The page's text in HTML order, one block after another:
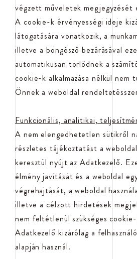
végzett műveletek megjegyzését
A cookie-k érvényességi ideje
látogatására vonatkozik, a
illetve a böngésző bezárásával
automatikusan törlődnek a
cookie-k alkalmazása nélkül nem
Önnek a weboldal
Funkcionális, analitikai,
A nem elengedhetetlen sütikről
részletes tájékoztatást a
keresztül nyújt az Adatkezelő.
élmény javítását és a weboldal
végrehajtását, a weboldal
illetve a célzott hirdetések
nem feltétlenül szükséges
Adatkezelő kizárólag a
alapján használ.